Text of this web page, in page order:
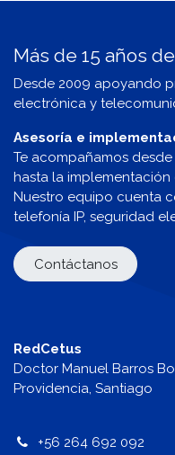
Más de 15 años
Desde 2009 apoyando
electrónica y
Asesoría e
Te acompañamos
hasta la
Nuestro equipo cuenta
telefonía IP, seguridad
Contáctanos
RedCetus
Doctor Manuel Barros
Providencia, Santiago
+56 264 692 092